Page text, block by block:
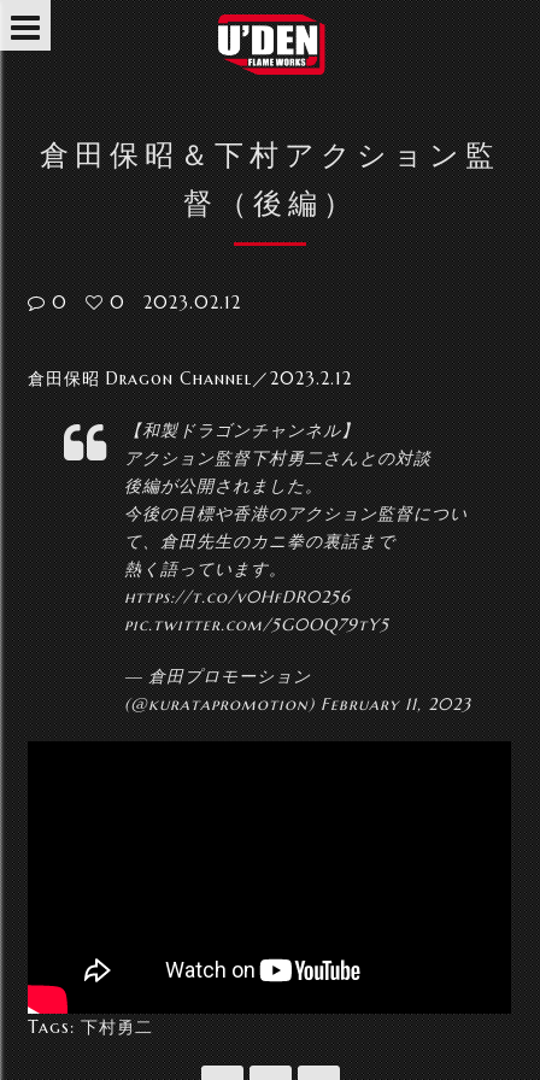
倉田保昭＆下村アクション監
督（後編）
0 0 2023.02.12
倉田保昭 Dragon Channel／2023.2.12
【和製ドラゴンチャンネル】
アクション監督下村勇二さんとの対談
後編が公開されました。
今後の目標や香港のアクション監督につい
て、倉田先生のカニ拳の裏話まで
熱く語っています。
https://t.co/v0HfDR0256
pic.twitter.com/5G0OQ79tY5
— 倉田プロモーション
(@kuratapromotion)February 11, 2023
Tags:下村勇二